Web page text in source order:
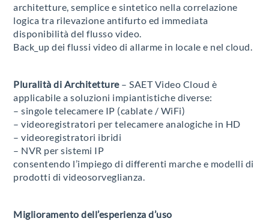
architetture, semplice e sintetico nella correlazione
logica tra rilevazione antifurto ed immediata
disponibilità del flusso video.
Back_up dei flussi video di allarme in locale e nel cloud.
Pluralità di Architetture– SAET Video Cloud è
applicabile a soluzioni impiantistiche diverse:
– singole telecamere IP (cablate / WiFi)
– videoregistratori per telecamere analogiche in HD
– videoregistratori ibridi
– NVR per sistemi IP
consentendo l’impiego di differenti marche e modelli di
prodotti di videosorveglianza.
Miglioramento dell’esperienza d’uso